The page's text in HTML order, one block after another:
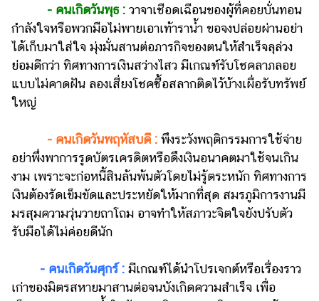
- คนเกิดวันพุธ : วาจาเชือดเฉือนของผู้ที่คอยบั่นทอน
กำลังใจหรือพวกมือไม่พายเอาเท้าราน้ำ ขอจงปล่อยผ่านอย่า
ได้เก็บมาใส่ใจ มุ่งมั่นสานต่อภารกิจของตนให้สำเร็จลุล่วง
ย่อมดีกว่า ทิศทางการเงินสว่างไสว มีเกณฑ์รับโชคลาภลอย
แบบไม่คาดฝัน ลองเสี่ยงโชคซื้อสลากติดไว้บ้างเผื่อรับทรัพย์
ใหญ่
- คนเกิดวันพฤหัสบดี : พึงระวังพฤติกรรมการใช้จ่าย
อย่าพึ่งพาการรูดบัตรเครดิตหรือดึงเงินอนาคตมาใช้จนเกิน
งาม เพราะจะก่อหนี้สินล้นพ้นตัวโดยไม่รู้ตระหนัก ทิศทางการ
เงินต้องรัดเข็มขัดและประหยัดให้มากที่สุด สมรภูมิการงานมี
มรสุมความวุ่นวายถาโถม อาจทำให้สภาวะจิตใจยังปรับตัว
รับมือได้ไม่ค่อยดีนัก
- คนเกิดวันศุกร์ : มีเกณฑ์ได้นำโปรเจกต์หรือเรื่องราว
เก่าของมิตรสหายมาสานต่อจนบังเกิดความสำเร็จ เพื่อ